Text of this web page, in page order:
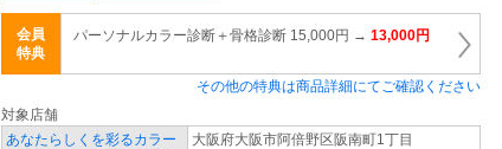
会員
特典
パーソナルカラー診断＋骨格診断 15,000円 → 13,000円
その他の特典は商品詳細にてご確認ください
対象店舗
あなたらしくを彩るカラー
大阪府大阪市阿倍野区阪南町1丁目